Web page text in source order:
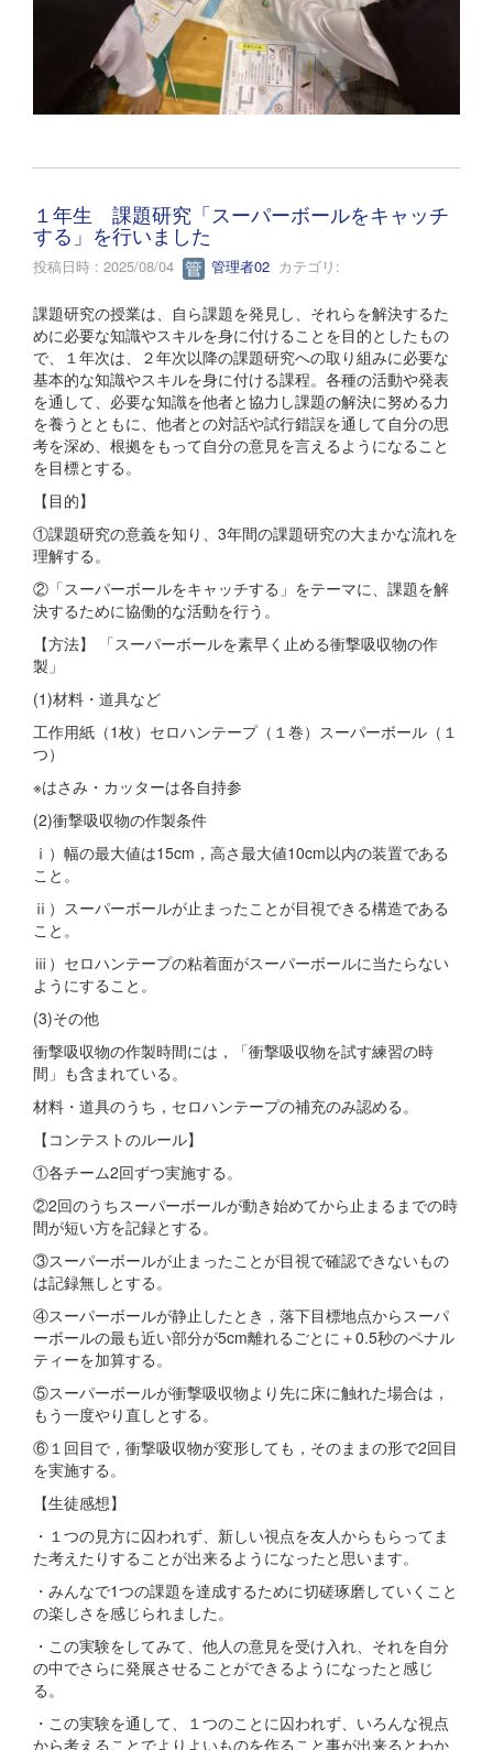
１年生 課題研究「スーパーボールをキャッチ
する」を行いました
投稿日時 : 2025/08/04 管理者02 カテゴリ:
課題研究の授業は、自ら課題を発見し、それらを解決するた
めに必要な知識やスキルを身に付けることを目的としたもの
で、１年次は、２年次以降の課題研究への取り組みに必要な
基本的な知識やスキルを身に付ける課程。各種の活動や発表
を通して、必要な知識を他者と協力し課題の解決に努める力
を養うとともに、他者との対話や試行錯誤を通して自分の思
考を深め、根拠をもって自分の意見を言えるようになること
を目標とする。
【目的】
①課題研究の意義を知り、3年間の課題研究の大まかな流れを
理解する。
②「スーパーボールをキャッチする」をテーマに、課題を解
決するために協働的な活動を行う。
【方法】 「スーパーボールを素早く止める衝撃吸収物の作
製」
(1)材料・道具など
工作用紙（1枚）セロハンテープ（１巻）スーパーボール（１
つ）
※はさみ・カッターは各自持参
(2)衝撃吸収物の作製条件
ⅰ）幅の最大値は15cm，高さ最大値10cm以内の装置である
こと。
ⅱ）スーパーボールが止まったことが目視できる構造である
こと。
ⅲ）セロハンテープの粘着面がスーパーボールに当たらない
ようにすること。
(3)その他
衝撃吸収物の作製時間には，「衝撃吸収物を試す練習の時
間」も含まれている。
材料・道具のうち，セロハンテープの補充のみ認める。
【コンテストのルール】
①各チーム2回ずつ実施する。
②2回のうちスーパーボールが動き始めてから止まるまでの時
間が短い方を記録とする。
③スーパーボールが止まったことが目視で確認できないもの
は記録無しとする。
④スーパーボールが静止したとき，落下目標地点からスーパ
ーボールの最も近い部分が5cm離れるごとに＋0.5秒のペナル
ティーを加算する。
⑤スーパーボールが衝撃吸収物より先に床に触れた場合は，
もう一度やり直しとする。
⑥１回目で，衝撃吸収物が変形しても，そのままの形で2回目
を実施する。
【生徒感想】
・１つの見方に囚われず、新しい視点を友人からもらってま
た考えたりすることが出来るようになったと思います。
・みんなで1つの課題を達成するために切磋琢磨していくこと
の楽しさを感じられました。
・この実験をしてみて、他人の意見を受け入れ、それを自分
の中でさらに発展させることができるようになったと感じ
る。
・この実験を通して、１つのことに囚われず、いろんな視点
から考えることでよりよいものを作ること事が出来るとわか